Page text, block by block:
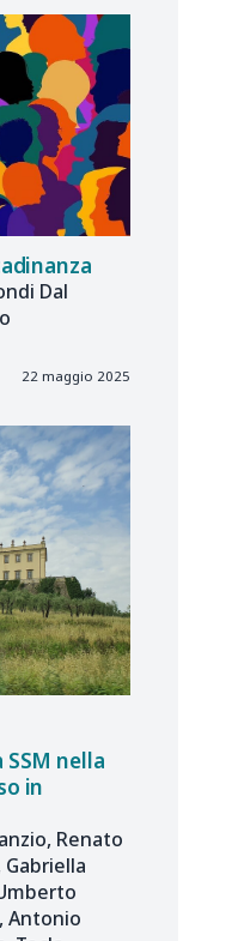
Dal
22 maggio 2025
nella
in
Renato
Antonio